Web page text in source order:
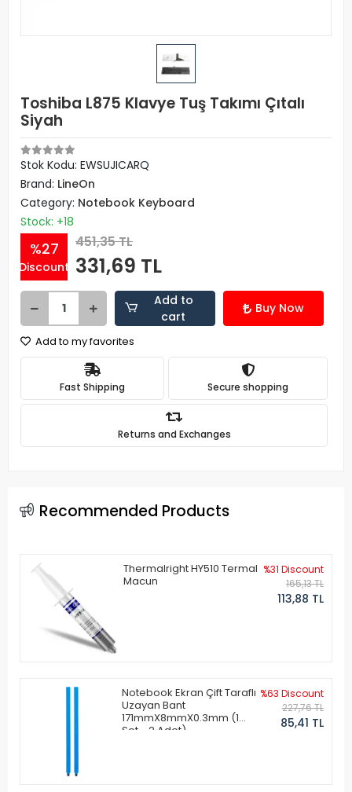
Toshiba L875 Klavye Tuş Takımı Çıtalı
Siyah
Stok Kodu: EWSUJICARQ
Brand: LineOn
Category: Notebook Keyboard
Stock: +18
%27
Discount
451,35 TL
331,69 TL
Add to
cart
Buy Now
Add to my favorites
Fast Shipping Secure shopping
Returns and Exchanges
Recommended Products
Thermalright HY510 Termal
Macun
%31 Discount
165,13 TL
113,88 TL
Notebook Ekran Çift Taraflı
Uzayan Bant
171mmX8mmX0.3mm (1
Set - 2 Adet)
%63 Discount
227,76 TL
85,41 TL